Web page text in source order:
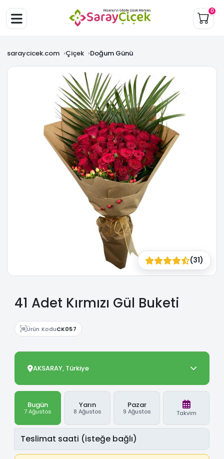
0
saraycicek.com Çiçek Doğum Günü
(31)
41 Adet Kırmızı Gül Buketi
Ürün KoduCK057
AKSARAY, Türkiye
Bugün
7 Ağustos
Yarın
8 Ağustos
Pazar
9 Ağustos Takvim